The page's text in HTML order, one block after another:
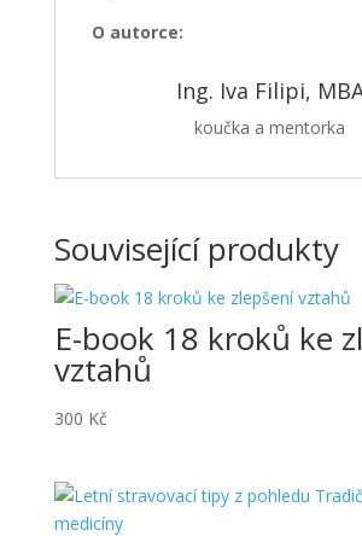
O autorce:
Ing. Iva Filipi,
koučka a mentorka
Související produkty
E-book 18 kroků ke
vztahů
300 Kč